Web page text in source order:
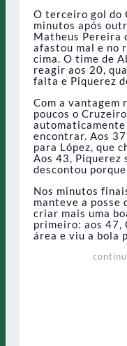
O terceiro gol do
minutos após
Matheus Pereira
afastou mal e no
cima. O time de
reagir aos 20,
falta e Piquerez
Com a vantagem
poucos o
encontrar. Aos
para López, que
Aos 43, Piquerez
descontou
Nos minutos
manteve a posse
criar mais uma
primeiro: aos 47,
área e viu a bola